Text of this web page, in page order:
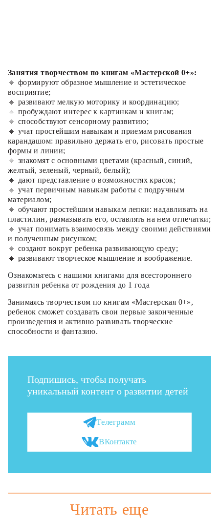
Занятия творчеством по книгам «Мастерской 0+»:
🔸 формируют образное мышление и эстетическое
восприятие;
🔸 развивают мелкую моторику и координацию;
🔸 пробуждают интерес к картинкам и книгам;
🔸 способствуют сенсорному развитию;
🔸 учат простейшим навыкам и приемам рисования
карандашом: правильно держать его, рисовать простые
формы и линии;
🔸 знакомят с основными цветами (красный, синий,
желтый, зеленый, черный, белый);
🔸 дают представление о возможностях красок;
🔸 учат первичным навыкам работы с подручным
материалом;
🔸 обучают простейшим навыкам лепки: надавливать на
пластилин, размазывать его, оставлять на нем отпечатки;
🔸 учат понимать взаимосвязь между своими действиями
и полученным рисунком;
🔸 создают вокруг ребенка развивающую среду;
🔸 развивают творческое мышление и воображение.
Ознакомьтесь с нашими книгами для всестороннего
развития ребенка от рождения до 1 года
Занимаясь творчеством по книгам «Мастерская 0+»,
ребенок сможет создавать свои первые законченные
произведения и активно развивать творческие
способности и фантазию.
Подпишись, чтобы получать
уникальный контент о развитии детей
Телеграмм
ВКонтакте
Читать еще